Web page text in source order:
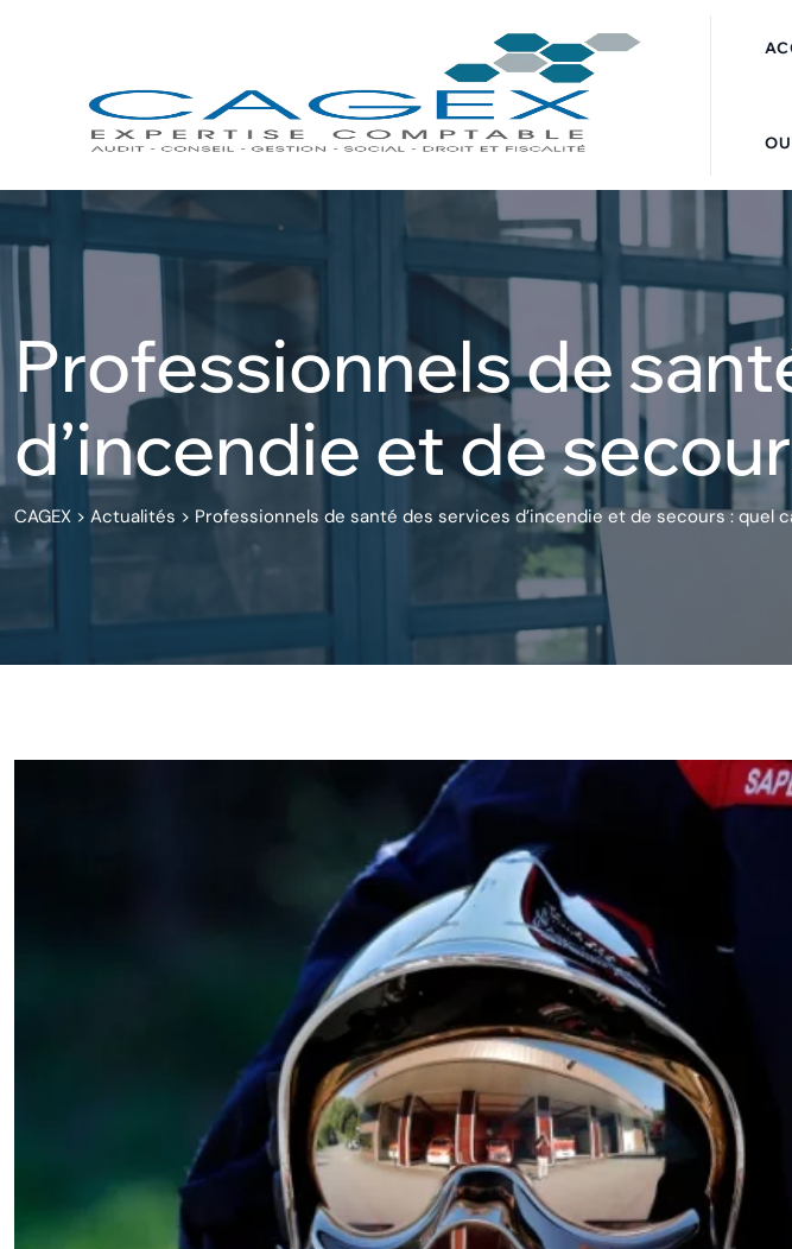
Professionnels de
d’incendie et de
CAGEX > Actualités > Professionnels de santé des services d’incendie et de secours : quel